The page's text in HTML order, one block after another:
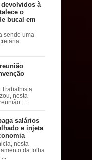
à
o
bucal em
sendo uma
Trabalhista
nesta
...
salários
e injeta
nesta
da folha